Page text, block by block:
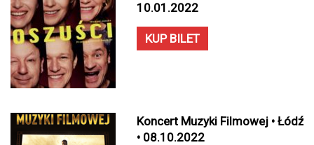
10.01.2022
KUP BILET
Koncert Muzyki Filmowej • Łódź
• 08.10.2022